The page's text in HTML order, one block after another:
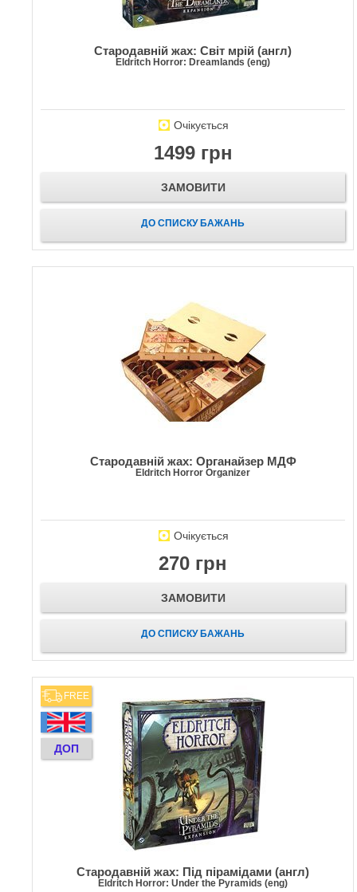
Стародавній жах: Світ мрій (англ)
Eldritch Horror: Dreamlands (eng)
Очікується
1499 грн
ЗАМОВИТИ
ДО СПИСКУ БАЖАНЬ
Стародавній жах: Органайзер МДФ
Eldritch Horror Organizer
Очікується
270 грн
ЗАМОВИТИ
ДО СПИСКУ БАЖАНЬ
FREE
ДОП
Стародавній жах: Під пірамідами (англ)
Eldritch Horror: Under the Pyramids (eng)